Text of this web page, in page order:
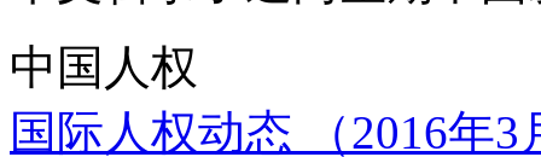
中国人权
国际人权动态 （2016年